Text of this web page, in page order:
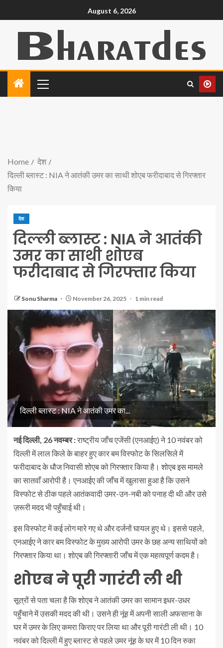
August 6, 2026
Home
देश
दिल्ली ब्लास्ट : NIA ने आतंकी उमर का साथी शोएब फरीदाबाद से गिरफ्तार
किया
देश
दिल्ली ब्लास्ट : NIA ने आतंकी
उमर का साथी शोएब
फरीदाबाद से गिरफ्तार किया
Sonu Sharma November 26, 2025 1 min read
दिल्ली ब्लास्ट : NIA ने आतंकी उमर का...
नई दिल्ली, 26 नवम्बर :राष्ट्रीय जाँच एजेंसी (एनआईए) ने 10 नवंबर को
दिल्ली में लाल किले के बाहर हुए कार बम विस्फोट के सिलसिले में
फरीदाबाद के धौज निवासी शोएब को गिरफ्तार किया है। शोएब इस मामले
का सातवाँ आरोपी है। एनआईए की जाँच में खुलासा हुआ है कि उसने
विस्फोट से ठीक पहले आतंकवादी उमर-उन-नबी को पनाह दी थी और उसे
ज़रूरी मदद भी पहुँचाई थी।
इस विस्फोट में कई लोग मारे गए थे और दर्जनों घायल हुए थे। इससे पहले,
एनआईए ने कार बम विस्फोट के मुख्य आरोपी उमर के छह अन्य साथियों को
गिरफ्तार किया था। शोएब की गिरफ्तारी जाँच में एक महत्वपूर्ण कदम है।
शोएब ने पूरी गारंटी ली थी
सूत्रों से पता चला है कि शोएब ने आतंकी उमर का सामान इधर-उधर
पहुँचाने में उसकी मदद की थी। उसने ही नूंह में अपनी साली अफसाना के
घर में उमर के लिए कमरा किराए पर लिया था और पूरी गारंटी ली थी। 10
नवंबर को दिल्ली में हुए ब्लास्ट से पहले उमर नूंह के घर में 10 दिन रुका